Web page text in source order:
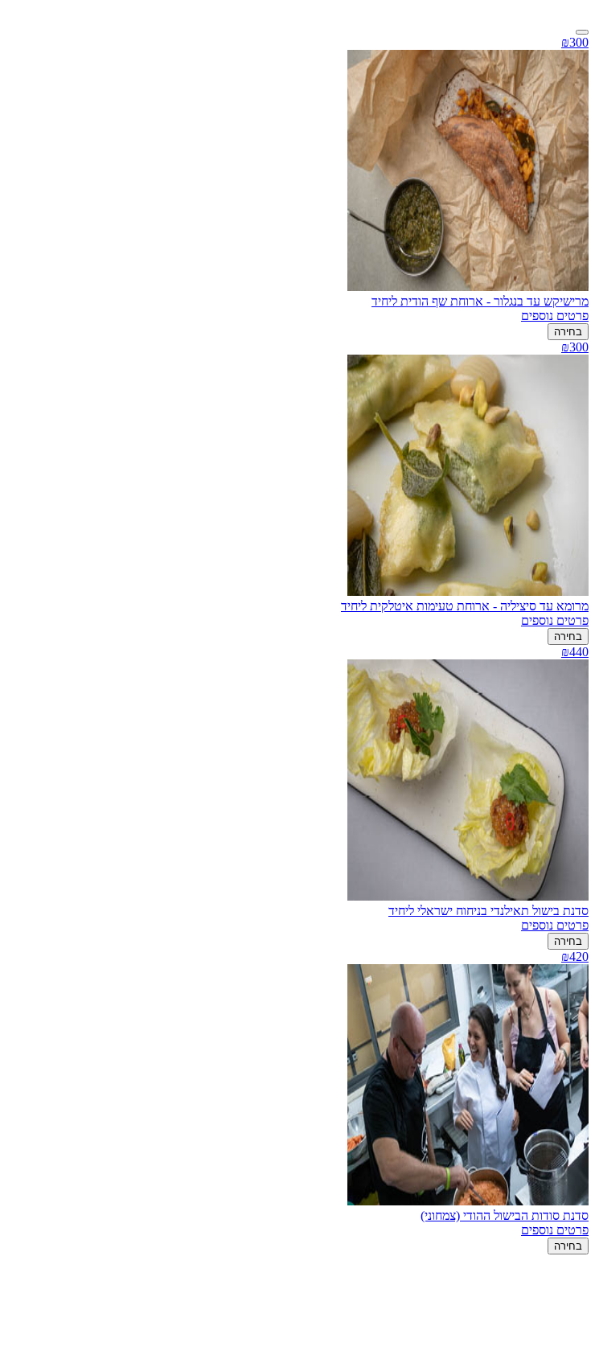
₪300
מרישיקש עד בנגלור - ארוחת שף הודית ליחיד
פרטים נוספים
בחירה
₪300
מרומא עד סיציליה - ארוחת טעימות איטלקית ליחיד
פרטים נוספים
בחירה
₪440
סדנת בישול תאילנדי בניחוח ישראלי ליחיד
פרטים נוספים
בחירה
₪420
סדנת סודות הבישול ההודי (צמחוני)
פרטים נוספים
בחירה